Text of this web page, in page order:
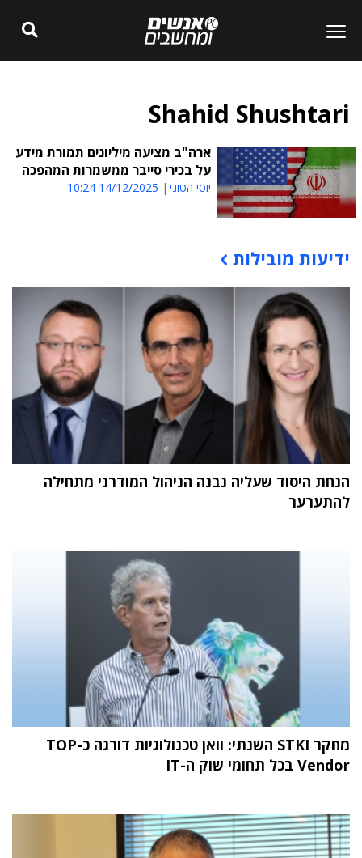
Shahid Shushtari
ארה"ב מציעה מיליונים תמורת מידע
על בכירי סייבר ממשמרות המהפכה
יוסי הטוני 14/12/2025 10:24
תוכן פרסומי
ידיעות מובילות
הנחת היסוד שעליה נבנה הניהול המודרני מתחילה
להתערער
מחקר STKI השנתי: וואן טכנולוגיות דורגה כ-TOP
Vendor בכל תחומי שוק ה-IT